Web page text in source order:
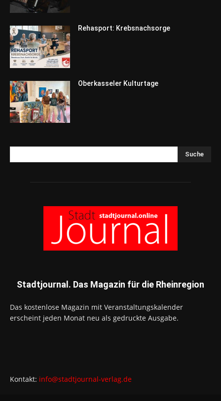
Rehasport: Krebsnachsorge
Oberkasseler Kulturtage
Suche
Stadtjournal. Das Magazin für die Rheinregion
Das kostenlose Magazin mit Veranstaltungskalender
erscheint jeden Monat neu als gedruckte Ausgabe.
Kontakt: info@stadtjournal-verlag.de